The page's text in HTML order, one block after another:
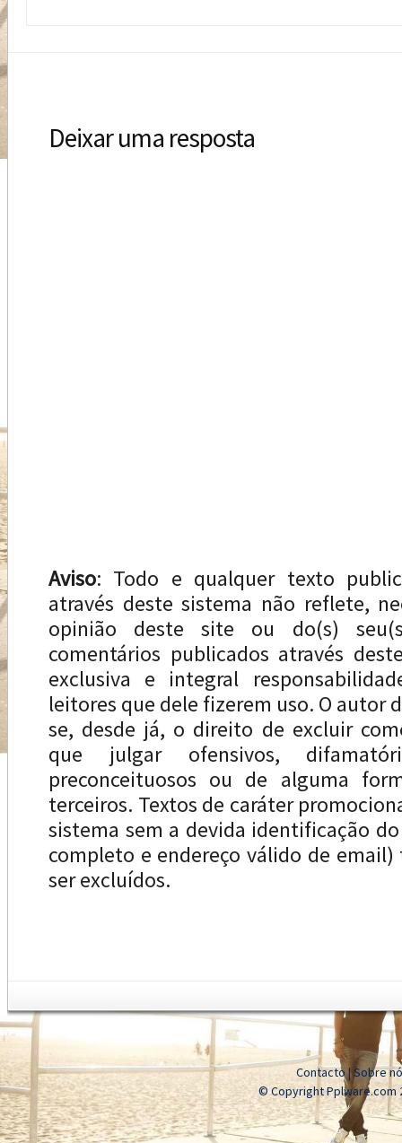
Deixar uma resposta
Aviso: Todo e qualquer texto
através deste sistema não reflete,
opinião deste site ou do(s)
comentários publicados através
exclusiva e integral
leitores que dele fizerem uso. O autor
se, desde já, o direito de excluir
que julgar ofensivos,
preconceituosos ou de alguma
terceiros. Textos de caráter
sistema sem a devida identificação
completo e endereço válido de
ser excluídos.
Contacto |Sobre
© Copyright Pplware.com